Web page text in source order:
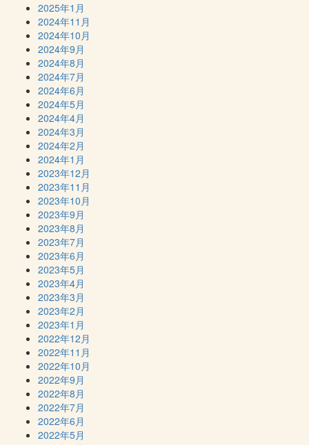
2025年1月
2024年11月
2024年10月
2024年9月
2024年8月
2024年7月
2024年6月
2024年5月
2024年4月
2024年3月
2024年2月
2024年1月
2023年12月
2023年11月
2023年10月
2023年9月
2023年8月
2023年7月
2023年6月
2023年5月
2023年4月
2023年3月
2023年2月
2023年1月
2022年12月
2022年11月
2022年10月
2022年9月
2022年8月
2022年7月
2022年6月
2022年5月